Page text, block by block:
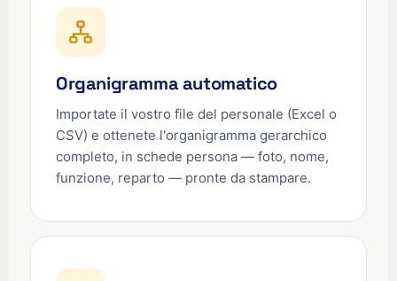
Organigramma automatico
Importate il vostro file del personale (Excel o
CSV) e ottenete l'organigramma gerarchico
completo, in schede persona — foto, nome,
funzione, reparto — pronte da stampare.